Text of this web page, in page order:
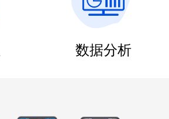
数据分析